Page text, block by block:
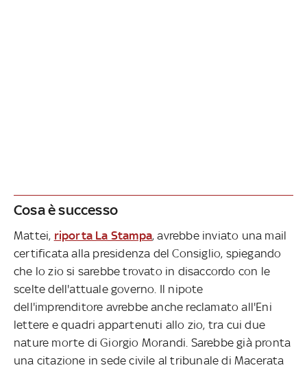
Cosa è successo
Mattei, riporta La Stampa, avrebbe inviato una mail
certificata alla presidenza del Consiglio, spiegando
che lo zio si sarebbe trovato in disaccordo con le
scelte dell'attuale governo. Il nipote
dell'imprenditore avrebbe anche reclamato all'Eni
lettere e quadri appartenuti allo zio, tra cui due
nature morte di Giorgio Morandi. Sarebbe già pronta
una citazione in sede civile al tribunale di Macerata